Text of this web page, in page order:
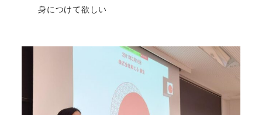
身につけて欲しい